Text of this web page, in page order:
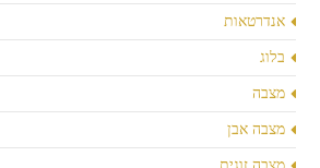
אנדרטאות
בלוג
מצבה
מצבה אבן